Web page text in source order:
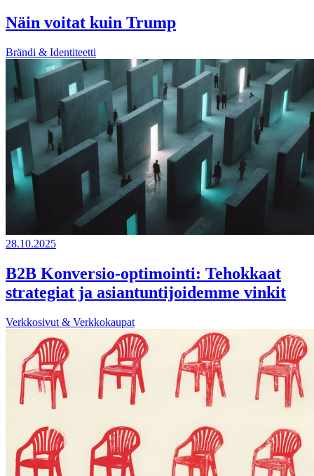
Näin voitat kuin Trump
Brändi & Identiteetti
28.10.2025
B2B Konversio-optimointi: Tehokkaat
strategiat ja asiantuntijoidemme vinkit
Verkkosivut & Verkkokaupat